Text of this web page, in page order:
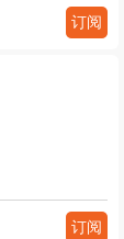
订阅
订阅